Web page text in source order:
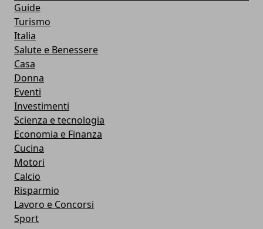
Guide
Turismo
Italia
Salute e Benessere
Casa
Donna
Eventi
Investimenti
Scienza e tecnologia
Economia e Finanza
Cucina
Motori
Calcio
Risparmio
Lavoro e Concorsi
Sport